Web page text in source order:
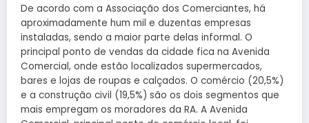
De acordo com a Associação dos Comerciantes, há
aproximadamente hum mil e duzentas empresas
instaladas, sendo a maior parte delas informal. O
principal ponto de vendas da cidade fica na Avenida
Comercial, onde estão localizados supermercados,
bares e lojas de roupas e calçados. O comércio (20,5%)
e a construção civil (19,5%) são os dois segmentos que
mais empregam os moradores da RA. A Avenida